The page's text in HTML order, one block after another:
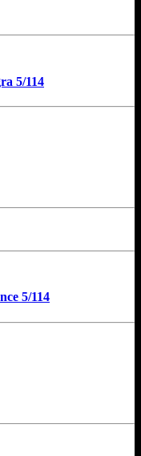
5/114
5/114